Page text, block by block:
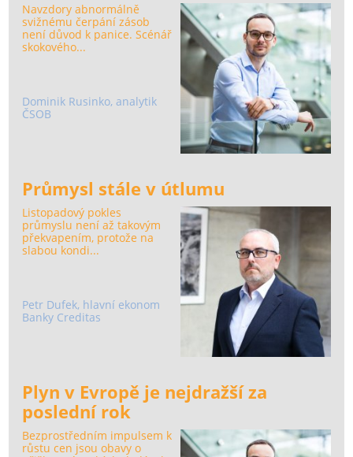
Navzdory abnormálně
svižnému čerpání zásob
není důvod k panice. Scénář
skokového...
Dominik Rusinko, analytik
ČSOB
Průmysl stále v útlumu
Listopadový pokles
průmyslu není až takovým
překvapením, protože na
slabou kondi...
Petr Dufek, hlavní ekonom
Banky Creditas
Plyn v Evropě je nejdražší za
poslední rok
Bezprostředním impulsem k
růstu cen jsou obavy o